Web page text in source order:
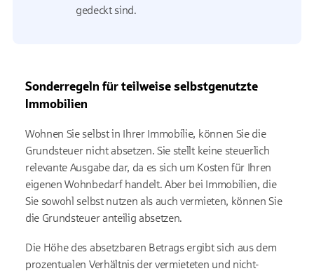
gedeckt sind.
Sonderregeln für teilweise selbstgenutzte
Immobilien
Wohnen Sie selbst in Ihrer Immobilie, können Sie die
Grundsteuer nicht absetzen. Sie stellt keine steuerlich
relevante Ausgabe dar, da es sich um Kosten für Ihren
eigenen Wohnbedarf handelt. Aber bei Immobilien, die
Sie sowohl selbst nutzen als auch vermieten, können Sie
die Grundsteuer anteilig absetzen.
Die Höhe des absetzbaren Betrags ergibt sich aus dem
prozentualen Verhältnis der vermieteten und nicht-